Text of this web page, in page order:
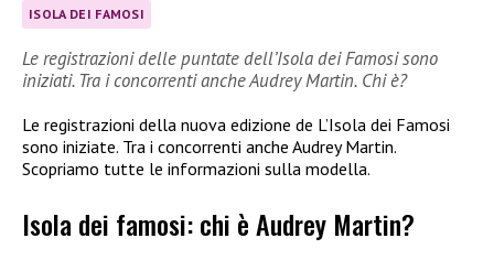
ISOLA DEI FAMOSI
Le registrazioni delle puntate dell’Isola dei Famosi sono
iniziati. Tra i concorrenti anche Audrey Martin. Chi è?
Le registrazioni della nuova edizione de L’Isola dei Famosi
sono iniziate. Tra i concorrenti anche Audrey Martin.
Scopriamo tutte le informazioni sulla modella.
Isola dei famosi: chi è Audrey Martin?